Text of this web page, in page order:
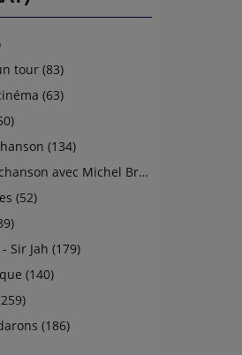
tour (83)
(63)
(134)
avec Michel Brunelli (aka (5)
(52)
Sir Jah (179)
(140)
(186)